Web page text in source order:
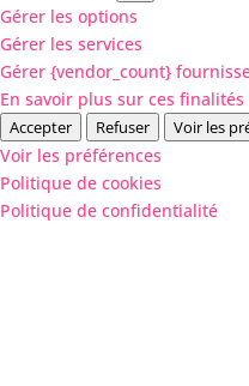
Gérer les options
Gérer les services
Gérer {vendor_count}
En savoir plus sur ces finalités
Accepter Refuser Voir les
Voir les préférences
Politique de cookies
Politique de confidentialité